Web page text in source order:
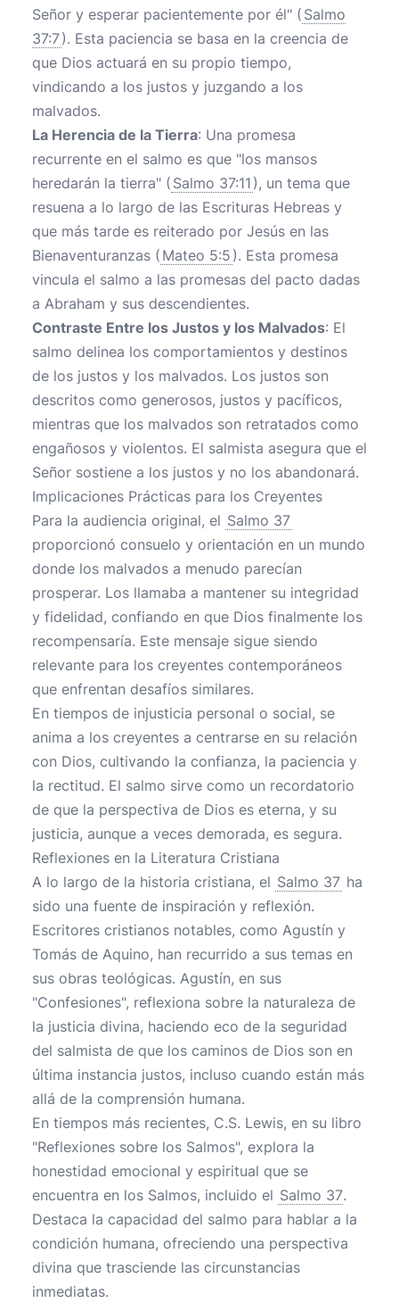
Señor y esperar pacientemente por él" ( Salmo
37:7). Esta paciencia se basa en la creencia de
que Dios actuará en su propio tiempo,
vindicando a los justos y juzgando a los
malvados.
La Herencia de la Tierra: Una promesa
recurrente en el salmo es que "los mansos
heredarán la tierra" ( Salmo 37:11 ), un tema que
resuena a lo largo de las Escrituras Hebreas y
que más tarde es reiterado por Jesús en las
Bienaventuranzas ( Mateo 5:5 ). Esta promesa
vincula el salmo a las promesas del pacto dadas
a Abraham y sus descendientes.
Contraste Entre los Justos y los Malvados: El
salmo delinea los comportamientos y destinos
de los justos y los malvados. Los justos son
descritos como generosos, justos y pacíficos,
mientras que los malvados son retratados como
engañosos y violentos. El salmista asegura que el
Señor sostiene a los justos y no los abandonará.
Implicaciones Prácticas para los Creyentes
Para la audiencia original, el Salmo 37
proporcionó consuelo y orientación en un mundo
donde los malvados a menudo parecían
prosperar. Los llamaba a mantener su integridad
y fidelidad, confiando en que Dios finalmente los
recompensaría. Este mensaje sigue siendo
relevante para los creyentes contemporáneos
que enfrentan desafíos similares.
En tiempos de injusticia personal o social, se
anima a los creyentes a centrarse en su relación
con Dios, cultivando la confianza, la paciencia y
la rectitud. El salmo sirve como un recordatorio
de que la perspectiva de Dios es eterna, y su
justicia, aunque a veces demorada, es segura.
Reflexiones en la Literatura Cristiana
A lo largo de la historia cristiana, el Salmo 37 ha
sido una fuente de inspiración y reflexión.
Escritores cristianos notables, como Agustín y
Tomás de Aquino, han recurrido a sus temas en
sus obras teológicas. Agustín, en sus
"Confesiones", reflexiona sobre la naturaleza de
la justicia divina, haciendo eco de la seguridad
del salmista de que los caminos de Dios son en
última instancia justos, incluso cuando están más
allá de la comprensión humana.
En tiempos más recientes, C.S. Lewis, en su libro
"Reflexiones sobre los Salmos", explora la
honestidad emocional y espiritual que se
encuentra en los Salmos, incluido el Salmo 37.
Destaca la capacidad del salmo para hablar a la
condición humana, ofreciendo una perspectiva
divina que trasciende las circunstancias
inmediatas.